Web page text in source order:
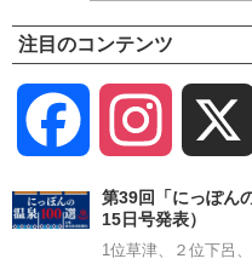
注目のコンテンツ
Facebook Instagram
第39回「にっぽん
15日号発表）
1位草津、２位下呂